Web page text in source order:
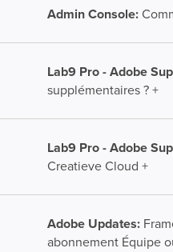
Admin Console:
Lab9 Pro - Adobe
supplémentaires ? +
Lab9 Pro - Adobe
Creatieve Cloud +
Adobe Updates:
abonnement Équipe